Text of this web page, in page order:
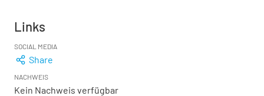
Links
SOCIAL MEDIA
Share
NACHWEIS
Kein Nachweis verfügbar